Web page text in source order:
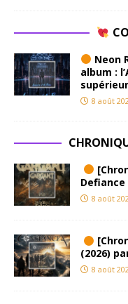
Neon
album :
8 août
Defiance
8 août
(2026)
8 août